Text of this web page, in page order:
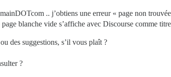
.. j’obtiens une erreur « page non
blanche vide s’affiche avec Discourse comme
des suggestions, s’il vous plaît ?
?